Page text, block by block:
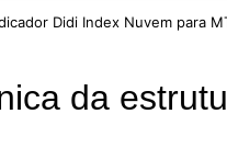
Didi Index Nuvem para
da